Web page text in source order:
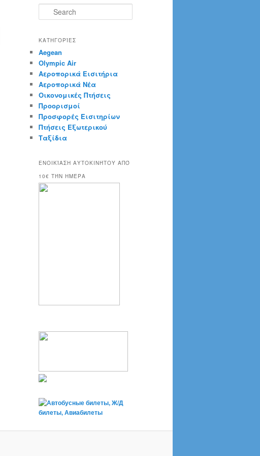
e
r
h
ΚΑΤΗΓΟΡΊΕΣ
Aegean
Olympic Air
Αεροπορικά Εισιτήρια
Αεροπορικά Νέα
Οικονομικές Πτήσεις
Προορισμοί
Προσφορές Εισιτηρίων
Πτήσεις Εξωτερικού
Ταξίδια
ΕΝΟΙΚΊΑΣΗ ΑΥΤΟΚΙΝΉΤΟΥ ΑΠΌ
10€ ΤΉΝ ΗΜΈΡΑ